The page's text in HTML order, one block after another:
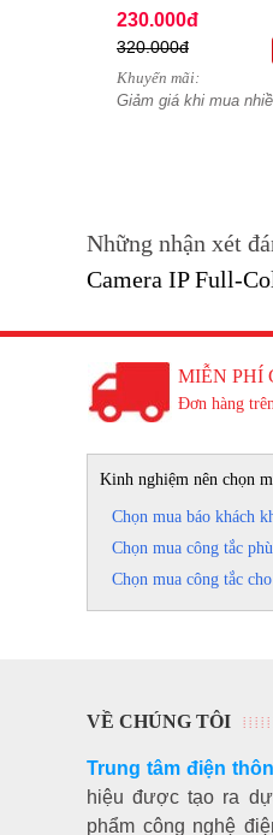
230.000đ
320.000đ
Khuyến mãi:
Giảm giá khi mua
Những nhận xét
Camera IP Full-
MIỄN PHÍ
Đơn hàng
Kinh nghiệm nên chọn
Chọn mua báo khách
Chọn mua công tắc
Chọn mua công tắc
VỀ CHÚNG TÔI
Trung tâm điện
hiệuđược tạo ra
phẩm công nghệ